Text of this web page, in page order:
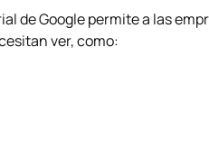
de Google permite a las
ver, como: